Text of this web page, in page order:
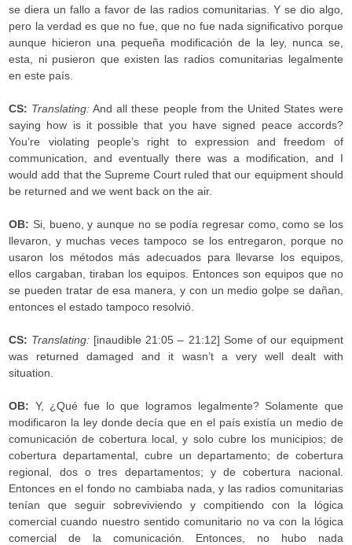
se diera un fallo a favor de las radios comunitarias. Y se dio algo,
pero la verdad es que no fue, que no fue nada significativo porque
aunque hicieron una pequeña modificación de la ley, nunca se,
esta, ni pusieron que existen las radios comunitarias legalmente
en este país.
CS: Translating: And all these people from the United States were
saying how is it possible that you have signed peace accords?
You’re violating people’s right to expression and freedom of
communication, and eventually there was a modification, and I
would add that the Supreme Court ruled that our equipment should
be returned and we went back on the air.
OB: Si, bueno, y aunque no se podía regresar como, como se los
llevaron, y muchas veces tampoco se los entregaron, porque no
usaron los métodos más adecuados para llevarse los equipos,
ellos cargaban, tiraban los equipos. Entonces son equipos que no
se pueden tratar de esa manera, y con un medio golpe se dañan,
entonces el estado tampoco resolvió.
CS: Translating: [inaudible 21:05 – 21:12] Some of our equipment
was returned damaged and it wasn’t a very well dealt with
situation.
OB: Y, ¿Qué fue lo que logramos legalmente? Solamente que
modificaron la ley donde decía que en el país existía un medio de
comunicación de cobertura local, y solo cubre los municipios; de
cobertura departamental, cubre un departamento; de cobertura
regional, dos o tres departamentos; y de cobertura nacional.
Entonces en el fondo no cambiaba nada, y las radios comunitarias
tenían que seguir sobreviviendo y compitiendo con la lógica
comercial cuando nuestro sentido comunitario no va con la lógica
comercial de la comunicación. Entonces, no hubo nada